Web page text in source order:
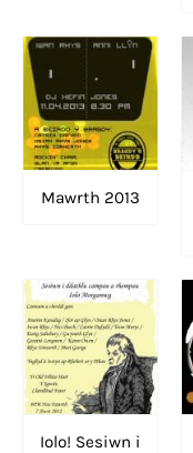
Mawrth 2013
Iolo! Sesiwn i